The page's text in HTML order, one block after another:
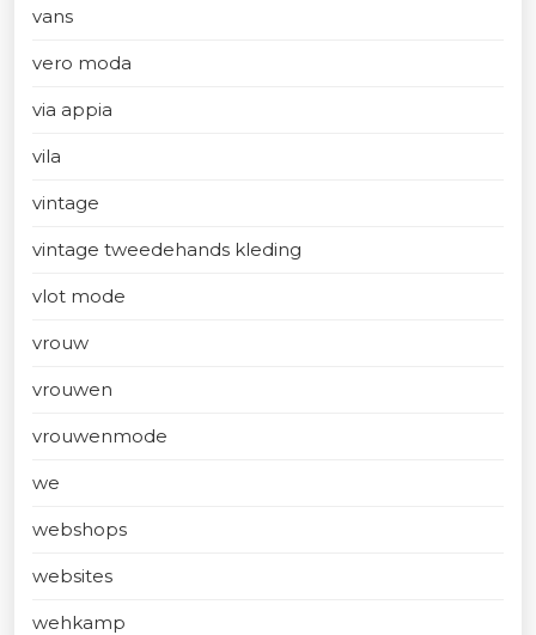
vans
vero moda
via appia
vila
vintage
vintage tweedehands kleding
vlot mode
vrouw
vrouwen
vrouwenmode
we
webshops
websites
wehkamp